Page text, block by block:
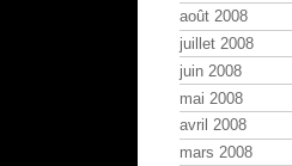
août 2008
juillet 2008
juin 2008
mai 2008
avril 2008
mars 2008